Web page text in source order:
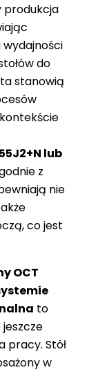
produkcja
wydajności
do
stanowią
lub
z
nie
co jest
OCT
to
pracy. Stół
w